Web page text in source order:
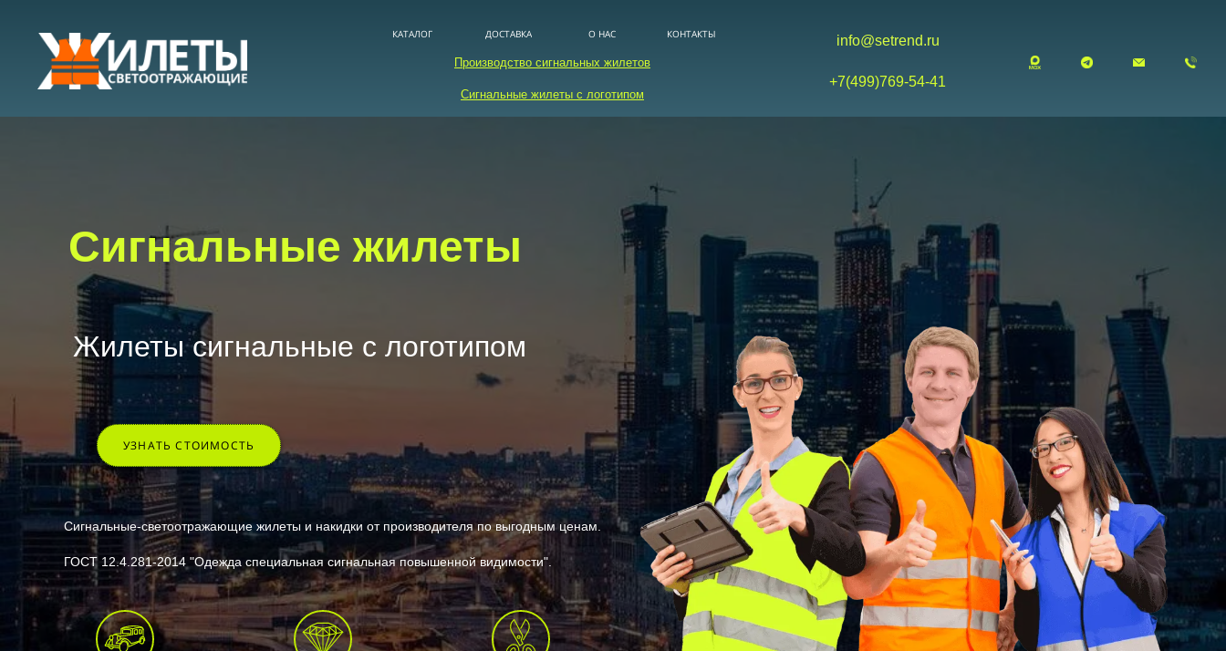
КАТАЛОГ ДОСТАВКА О НАС КОНТАКТЫ
Производство сигнальных жилетов
Сигнальные жилеты с логотипом
info@setrend.ru
+7(499)769-54-41
Cигнальные жилеты
Жилеты сигнальные с логотипом
УЗНАТЬ СТОИМОСТЬ
Сигнальные-светоотражающие жилеты и накидки от производителя по выгодным ценам.
ГОСТ 12.4.281-2014 "Одежда специальная сигнальная повышенной видимости".